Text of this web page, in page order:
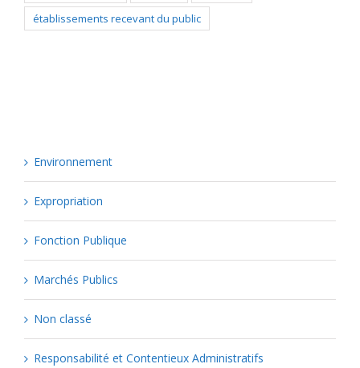
établissements recevant du public
Environnement
Expropriation
Fonction Publique
Marchés Publics
Non classé
Responsabilité et Contentieux Administratifs